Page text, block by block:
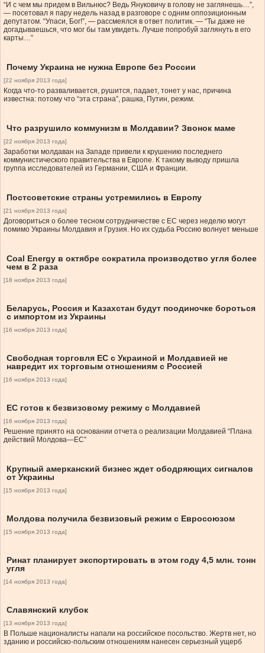
“И с чем мы придем в Вильнюс? Ведь Януковичу в голову не заглянешь…”,
— посетовал я пару недель назад в разговоре с одним оппозиционным
депутатом. “Упаси, Бог!”, — рассмеялся в ответ политик. — “Ты даже не
догадываешься, что мог бы там увидеть. Лучше попробуй заглянуть в его
карты…”
Почему Украина не нужна Европе без России
[22 ноября 2013 года]
Когда что-то разваливается, рушится, падает, тонет у нас, причина
известна: потому что “эта страна”, рашка, Путин, режим.
Что разрушило коммунизм в Молдавии? Звонок маме
[22 ноября 2013 года]
Заработки молдаван на Западе привели к крушению последнего
коммунистического правительства в Европе. К такому выводу пришла
группа исследователей из Германии, США и Франции.
Постсоветские страны устремились в Европу
[21 ноября 2013 года]
Договориться о более тесном сотрудничестве с ЕС через неделю могут
помимо Украины Молдавия и Грузия. Но их судьба Россию волнует меньше
Coal Energy в октябре сократила производство угля более
чем в 2 раза
[18 ноября 2013 года]
Беларусь, Россия и Казахстан будут поодиночке бороться
с импортом из Украины
[16 ноября 2013 года]
Свободная торговля ЕС с Украиной и Молдавией не
навредит их торговым отношениям с Россией
[16 ноября 2013 года]
ЕС готов к безвизовому режиму с Молдавией
[16 ноября 2013 года]
Решение принято на основании отчета о реализации Молдавией “Плана
действий Молдова—ЕС”
Крупный амерканский бизнес ждет ободряющих сигналов
от Украины
[15 ноября 2013 года]
Молдова получила безвизовый режим с Евросоюзом
[15 ноября 2013 года]
Ринат планирует экспортировать в этом году 4,5 млн. тонн
угля
[14 ноября 2013 года]
Славянский клубок
[13 ноября 2013 года]
В Польше националисты напали на российское посольство. Жертв нет, но
зданию и российско-польским отношениям нанесен серьезный ущерб